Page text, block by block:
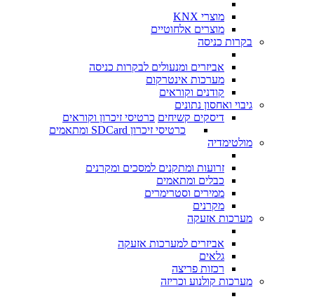
מוצרי KNX
מוצרים אלחוטיים
בקרות כניסה
אביזרים ומנעולים לבקרות כניסה
מערכות אינטרקום
קודנים וקוראים
גיבוי ואחסון נתונים
דיסקים קשיחים כרטיסי זיכרון וקוראים
כרטיסי זיכרון SDCard ומתאמים
מולטימדיה
זרועות ומתקנים למסכים ומקרנים
כבלים ומתאמים
ממירים וסטרימרים
מקרנים
מערכות אזעקה
אביזרים למערכות אזעקה
גלאים
רכזות פריצה
מערכות קולנוע וכריזה